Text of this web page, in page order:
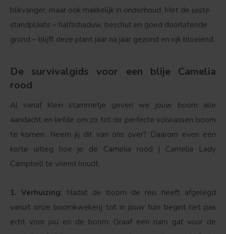
blikvanger, maar ook makkelijk in onderhoud. Met de juiste
standplaats – halfschaduw, beschut en goed doorlatende
grond – blijft deze plant jaar na jaar gezond en rijk bloeiend.
De survivalgids voor een blije Camelia
rood
Al vanaf klein stammetje geven we jouw boom alle
aandacht en liefde om zo tot de perfecte volwassen boom
te komen. Neem jij dit van ons over? Daarom even een
korte uitleg hoe je de Camelia rood | Camelia Lady
Campbell te vriend houdt.
1. Verhuizing: Nadat de boom de reis heeft afgelegd
vanuit onze boomkwekerij tot in jouw tuin begint het pas
echt voor jou en de boom. Graaf een ruim gat voor de
Bolvorm Verspreide vorm